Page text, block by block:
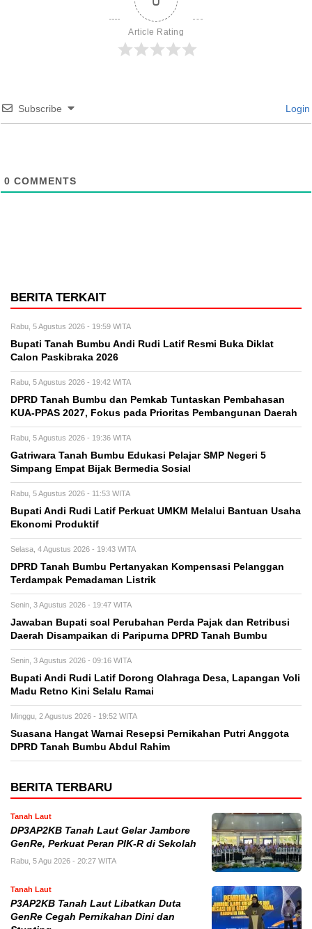
Article Rating
Subscribe Login
0 COMMENTS
BERITA TERKAIT
Rabu, 5 Agustus 2026 - 19:59 WITA
Bupati Tanah Bumbu Andi Rudi Latif Resmi Buka Diklat
Calon Paskibraka 2026
Rabu, 5 Agustus 2026 - 19:42 WITA
DPRD Tanah Bumbu dan Pemkab Tuntaskan Pembahasan
KUA-PPAS 2027, Fokus pada Prioritas Pembangunan Daerah
Rabu, 5 Agustus 2026 - 19:36 WITA
Gatriwara Tanah Bumbu Edukasi Pelajar SMP Negeri 5
Simpang Empat Bijak Bermedia Sosial
Rabu, 5 Agustus 2026 - 11:53 WITA
Bupati Andi Rudi Latif Perkuat UMKM Melalui Bantuan Usaha
Ekonomi Produktif
Selasa, 4 Agustus 2026 - 19:43 WITA
DPRD Tanah Bumbu Pertanyakan Kompensasi Pelanggan
Terdampak Pemadaman Listrik
Senin, 3 Agustus 2026 - 19:47 WITA
Jawaban Bupati soal Perubahan Perda Pajak dan Retribusi
Daerah Disampaikan di Paripurna DPRD Tanah Bumbu
Senin, 3 Agustus 2026 - 09:16 WITA
Bupati Andi Rudi Latif Dorong Olahraga Desa, Lapangan Voli
Madu Retno Kini Selalu Ramai
Minggu, 2 Agustus 2026 - 19:52 WITA
Suasana Hangat Warnai Resepsi Pernikahan Putri Anggota
DPRD Tanah Bumbu Abdul Rahim
BERITA TERBARU
Tanah Laut
DP3AP2KB Tanah Laut Gelar Jambore
GenRe, Perkuat Peran PIK-R di Sekolah
Rabu, 5 Agu 2026 - 20:27 WITA
Tanah Laut
P3AP2KB Tanah Laut Libatkan Duta
GenRe Cegah Pernikahan Dini dan